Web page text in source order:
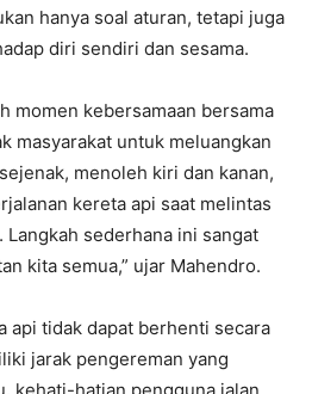
hanya soal aturan, tetapi juga
diri sendiri dan sesama.
momen kebersamaan bersama
masyarakat untuk meluangkan
menoleh kiri dan kanan,
kereta api saat melintas
sederhana ini sangat
kita semua,” ujar Mahendro.
api tidak dapat berhenti secara
jarak pengereman yang